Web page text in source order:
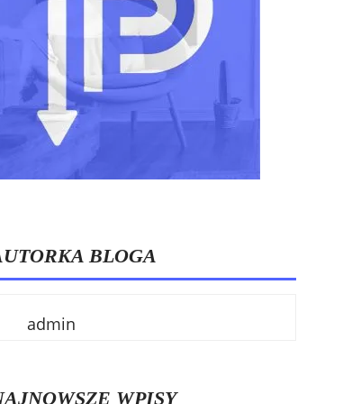
BLOGA
admin
WPISY